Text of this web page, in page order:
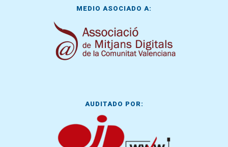
MEDIO ASOCIADO A:
AUDITADO POR: